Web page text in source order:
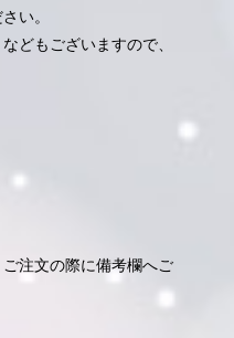
い。
どもございますので、
注文の際に備考欄へご